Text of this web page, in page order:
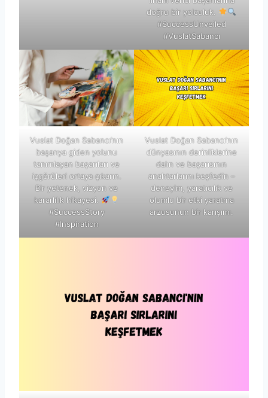
doğru bir yolculuk.
#SuccessUnveiled
#VuslatSabancı
Vuslat Doğan Sabancı’nın
başarıya giden yolunu
tanımlayan başarıları ve
içgörüleri ortaya çıkarın.
Bir yetenek, vizyon ve
kararlılık hikayesi.
#SuccessStory
#Inspiration
Vuslat Doğan Sabancı’nın
dünyasının derinliklerine
dalın ve başarısının
anahtarlarını keşfedin –
deneyim, yaratıcılık ve
olumlu bir etki yaratma
arzusunun bir karışımı.